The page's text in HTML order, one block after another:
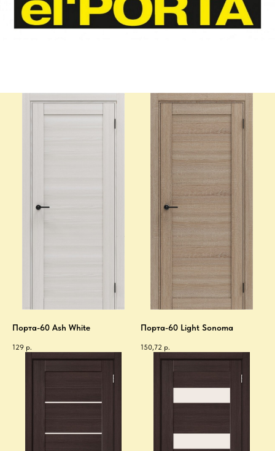
Порта-60 Ash White
129 р.
Порта-60 Light Sonoma
150,72 р.